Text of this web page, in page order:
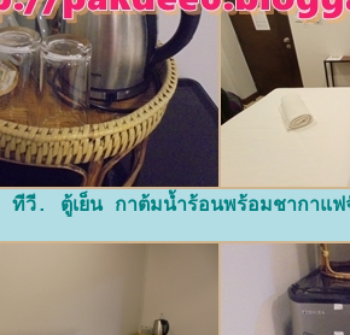
ทีวี. ตู้เย็น กาต้มน้ำร้อนพร้อมชากาแฟ